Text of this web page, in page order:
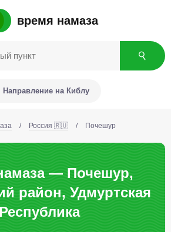
время намаза
Направление на Киблу
/ Россия 🇷🇺 / Почешур
— Почешур,
район, Удмуртская
Республика